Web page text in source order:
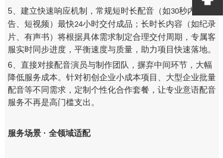
5、建立快速响应机制，常规短时长配音（如30秒内广
告、短视频）最快24小时交付成品；长时长内容（如纪录
片、有声书）将根据具体需求制定合理交付周期，专属客
服实时同步进度，平衡速度与质量，助力项目快速落地。
6、直接对接配音演员与制作团队，摒弃中间环节，大幅
降低服务成本。针对初创企业小成本项目、大型企业批量
配音等不同需求，定制个性化合作套餐，让专业意语配音
服务不再是高门槛支出。
服务场景 · 全领域适配